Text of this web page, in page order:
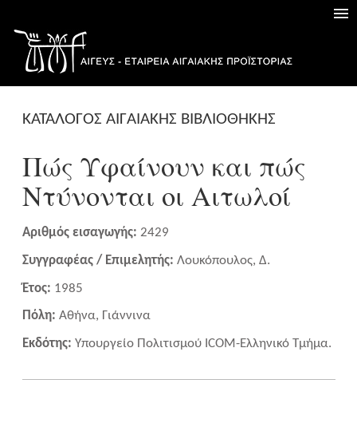
ΚΑΤΑΛΟΓΟΣ ΑΙΓΑΙΑΚΗΣ ΒΙΒΛΙΟΘΗΚΗΣ
Πώς Υφαίνουν και πώς
Ντύνονται οι Αιτωλοί
Αριθμός εισαγωγής: 2429
Συγγραφέας / Επιμελητής: Λουκόπουλος, Δ.
Έτος: 1985
Πόλη: Αθήνα, Γιάννινα
Εκδότης: Υπουργείο Πολιτισμού ICOM-Ελληνικό Τμήμα.